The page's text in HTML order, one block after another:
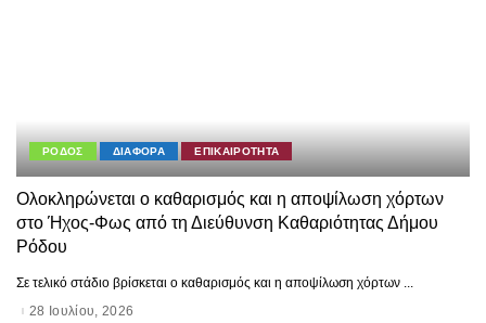
ΡΟΔΟΣ ΔΙΑΦΟΡΑ ΕΠΙΚΑΙΡΟΤΗΤΑ
Ολοκληρώνεται ο καθαρισμός και η αποψίλωση χόρτων
στο Ήχος-Φως από τη Διεύθυνση Καθαριότητας Δήμου
Ρόδου
Σε τελικό στάδιο βρίσκεται ο καθαρισμός και η αποψίλωση χόρτων ...
28 Ιουλίου, 2026